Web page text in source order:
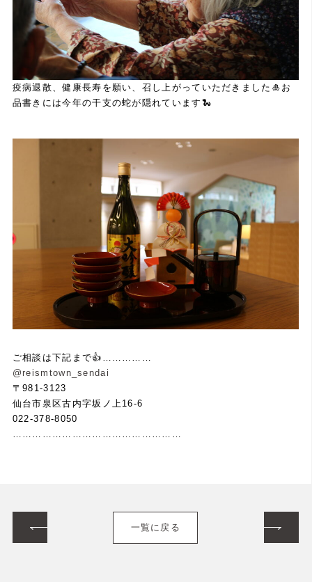
疫病退散、健康長寿を願い、召し上がっていただきました🎍お
品書きには今年の干支の蛇が隠れています🐍
ご相談は下記まで👍……………
@reismtown_sendai
〒981-3123
仙台市泉区古内字坂ノ上16-6
022-378-8050
一覧に戻る